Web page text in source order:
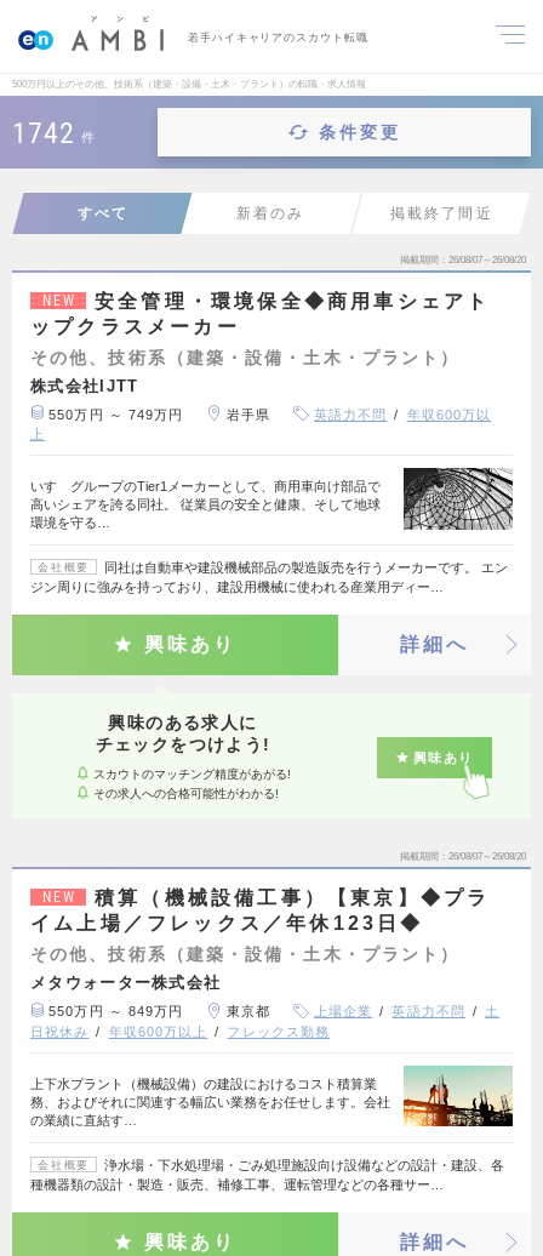
若手ハイキャリアのスカウト転職
500万円以上のその他、技術系（建築・設備・土木・プラント）の転職・求人情報
1742 件 条件変更
すべて 新着のみ 掲載終了間近
掲載期間 26/08/07～26/08/20
NEW
安全管理・環境保全◆商用車シェアト
ップクラスメーカー
その他、技術系（建築・設備・土木・プラント）
株式会社IJTT
550万円 ～ 749万円 岩手県 英語力不問
年収600万以
上
いすゞグループのTier1メーカーとして、商用車向け部品で
高いシェアを誇る同社。 従業員の安全と健康、そして地球
環境を守る…
会社概要
同社は自動車や建設機械部品の製造販売を行うメーカーです。 エン
ジン周りに強みを持っており、建設用機械に使われる産業用ディー…
興味あり 詳細へ
興味のある求人に
チェックをつけよう!
スカウトのマッチング精度があがる!
その求人への合格可能性がわかる!
興味あり
掲載期間 26/08/07～26/08/20
NEW
積算（機械設備工事）【東京】◆プラ
イム上場／フレックス／年休123日◆
その他、技術系（建築・設備・土木・プラント）
メタウォーター株式会社
550万円 ～ 849万円 東京都 上場企業 英語力不問
土
日祝休み
年収600万以上 フレックス勤務
上下水プラント（機械設備）の建設におけるコスト積算業
務、およびそれに関連する幅広い業務をお任せします。会社
の業績に直結す…
会社概要
浄水場・下水処理場・ごみ処理施設向け設備などの設計・建設、各
種機器類の設計・製造・販売、補修工事、運転管理などの各種サー…
興味あり 詳細へ